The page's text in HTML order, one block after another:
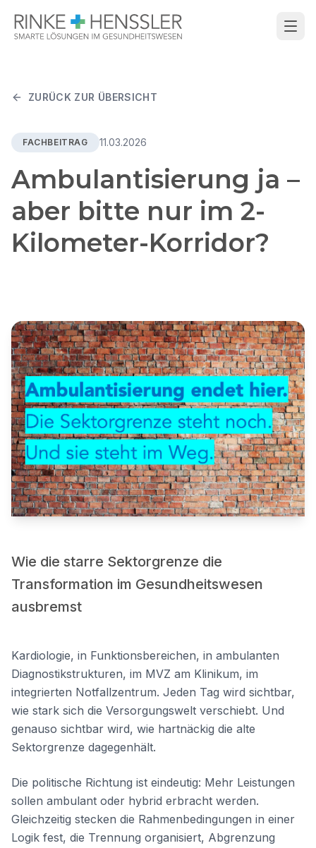
ZURÜCK ZUR ÜBERSICHT
FACHBEITRAG 11.03.2026
Ambulantisierung ja –
aber bitte nur im 2-
Kilometer-Korridor?
Wie die starre Sektorgrenze die
Transformation im Gesundheitswesen
ausbremst
Kardiologie, in Funktionsbereichen, in ambulanten
Diagnostikstrukturen, im MVZ am Klinikum, im
integrierten Notfallzentrum. Jeden Tag wird sichtbar,
wie stark sich die Versorgungswelt verschiebt. Und
genauso sichtbar wird, wie hartnäckig die alte
Sektorgrenze dagegenhält.
Die politische Richtung ist eindeutig: Mehr Leistungen
sollen ambulant oder hybrid erbracht werden.
Gleichzeitig stecken die Rahmenbedingungen in einer
Logik fest, die Trennung organisiert, Abgrenzung